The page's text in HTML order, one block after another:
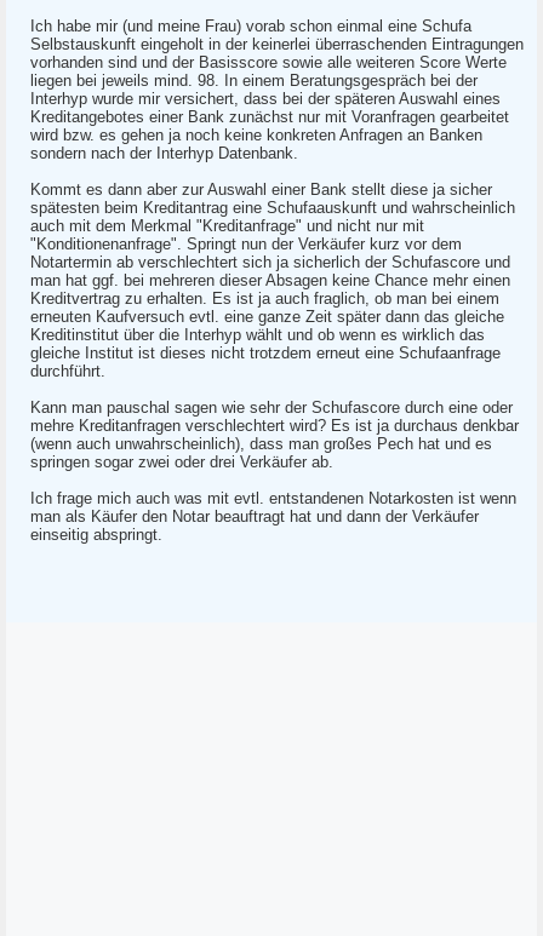
Ich habe mir (und meine Frau) vorab schon einmal eine Schufa
Selbstauskunft eingeholt in der keinerlei überraschenden Eintragungen
vorhanden sind und der Basisscore sowie alle weiteren Score Werte
liegen bei jeweils mind. 98. In einem Beratungsgespräch bei der
Interhyp wurde mir versichert, dass bei der späteren Auswahl eines
Kreditangebotes einer Bank zunächst nur mit Voranfragen gearbeitet
wird bzw. es gehen ja noch keine konkreten Anfragen an Banken
sondern nach der Interhyp Datenbank.
Kommt es dann aber zur Auswahl einer Bank stellt diese ja sicher
spätesten beim Kreditantrag eine Schufaauskunft und wahrscheinlich
auch mit dem Merkmal "Kreditanfrage" und nicht nur mit
"Konditionenanfrage". Springt nun der Verkäufer kurz vor dem
Notartermin ab verschlechtert sich ja sicherlich der Schufascore und
man hat ggf. bei mehreren dieser Absagen keine Chance mehr einen
Kreditvertrag zu erhalten. Es ist ja auch fraglich, ob man bei einem
erneuten Kaufversuch evtl. eine ganze Zeit später dann das gleiche
Kreditinstitut über die Interhyp wählt und ob wenn es wirklich das
gleiche Institut ist dieses nicht trotzdem erneut eine Schufaanfrage
durchführt.
Kann man pauschal sagen wie sehr der Schufascore durch eine oder
mehre Kreditanfragen verschlechtert wird? Es ist ja durchaus denkbar
(wenn auch unwahrscheinlich), dass man großes Pech hat und es
springen sogar zwei oder drei Verkäufer ab.
Ich frage mich auch was mit evtl. entstandenen Notarkosten ist wenn
man als Käufer den Notar beauftragt hat und dann der Verkäufer
einseitig abspringt.